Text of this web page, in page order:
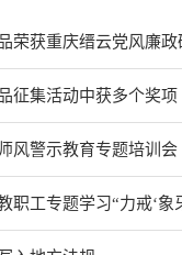
荣获重庆缙云党风廉
征集活动中获多个奖项
风警示教育专题培训会
职工专题学习“力戒‘象